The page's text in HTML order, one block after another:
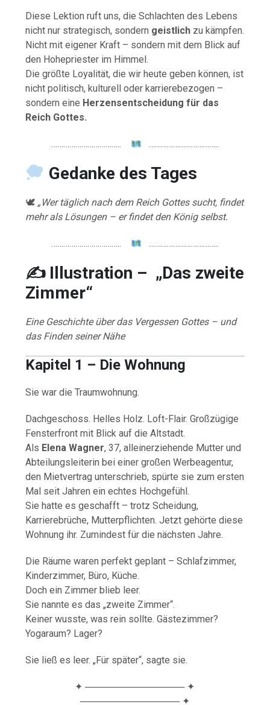
Diese Lektion ruft uns, die Schlachten des Lebens
nicht nur strategisch, sondern geistlich zu kämpfen.
Nicht mit eigener Kraft – sondern mit dem Blick auf
den Hohepriester im Himmel.
Die größte Loyalität, die wir heute geben können, ist
nicht politisch, kulturell oder karrierebezogen –
sondern eine Herzensentscheidung für das
Reich Gottes.
…………………………….. ……………………………..
Gedanke des Tages
🕊 „Wer täglich nach dem Reich Gottes sucht, findet
mehr als Lösungen – er findet den König selbst.
…………………………….. ……………………………..
✍️ Illustration – „Das zweite
Zimmer“
Eine Geschichte über das Vergessen Gottes – und
das Finden seiner Nähe
Kapitel 1 – Die Wohnung
Sie war die Traumwohnung.
Dachgeschoss. Helles Holz. Loft-Flair. Großzügige
Fensterfront mit Blick auf die Altstadt.
Als Elena Wagner, 37, alleinerziehende Mutter und
Abteilungsleiterin bei einer großen Werbeagentur,
den Mietvertrag unterschrieb, spürte sie zum ersten
Mal seit Jahren ein echtes Hochgefühl.
Sie hatte es geschafft – trotz Scheidung,
Karrierebrüche, Mutterpflichten. Jetzt gehörte diese
Wohnung ihr. Zumindest für die nächsten Jahre.
Die Räume waren perfekt geplant – Schlafzimmer,
Kinderzimmer, Büro, Küche.
Doch ein Zimmer blieb leer.
Sie nannte es das „zweite Zimmer“.
Keiner wusste, was rein sollte. Gästezimmer?
Yogaraum? Lager?
Sie ließ es leer. „Für später“, sagte sie.
✦ ─────────────── ✦
─────────────── ✦